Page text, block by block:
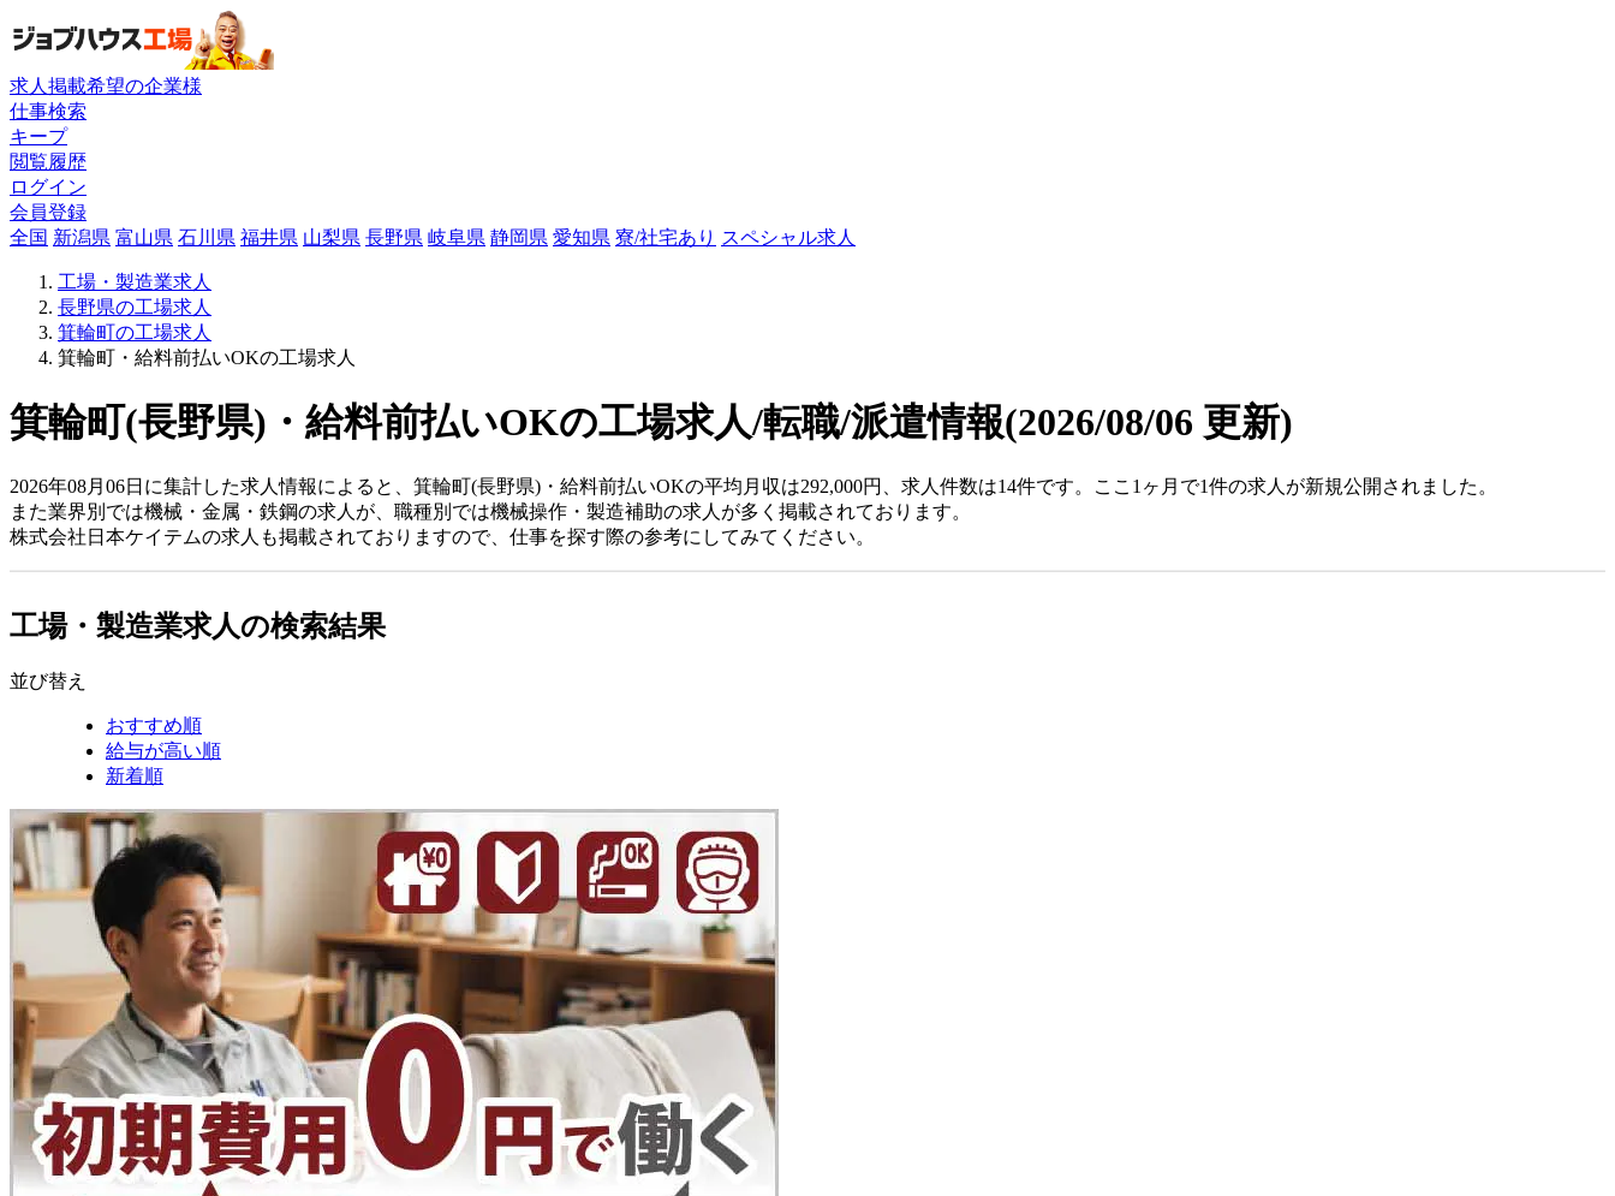
求人掲載希望の企業様
仕事検索
キープ
閲覧履歴
ログイン
会員登録
全国 新潟県 富山県 石川県 福井県 山梨県 長野県 岐阜県 静岡県 愛知県 寮/社宅あり スペシャル求人
工場・製造業求人
長野県の工場求人
箕輪町の工場求人
箕輪町・給料前払いOKの工場求人
箕輪町(長野県)・給料前払いOKの工場求人/転職/派遣情報(2026/08/06 更新)
2026年08月06日に集計した求人情報によると、箕輪町(長野県)・給料前払いOKの平均月収は292,000円、求人件数は14件です。ここ1ヶ月で1件の求人が新規公開されました。
また業界別では機械・金属・鉄鋼の求人が、職種別では機械操作・製造補助の求人が多く掲載されております。
株式会社日本ケイテムの求人も掲載されておりますので、仕事を探す際の参考にしてみてください。
工場・製造業求人の検索結果
並び替え
おすすめ順
給与が高い順
新着順